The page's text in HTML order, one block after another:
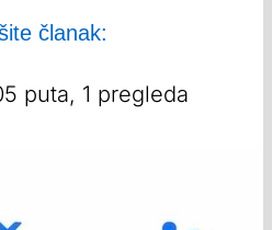
članak:
puta, 1 pregleda